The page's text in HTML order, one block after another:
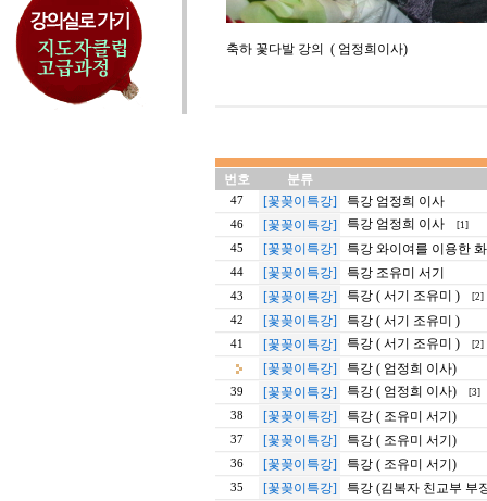
축하 꽃다발 강의 ( 엄정희이사)
번호 분류
47 [꽃꽂이특강] 특강 엄정희 이사
46 [꽃꽂이특강] 특강 엄정희 이사 [1]
45 [꽃꽂이특강] 특강 와이여를 이용한
44 [꽃꽂이특강] 특강 조유미 서기
43 [꽃꽂이특강] 특강 ( 서기 조유미 ) [2]
42 [꽃꽂이특강] 특강 ( 서기 조유미 )
41 [꽃꽂이특강] 특강 ( 서기 조유미 ) [2]
[꽃꽂이특강] 특강 ( 엄정희 이사)
39 [꽃꽂이특강] 특강 ( 엄정희 이사) [3]
38 [꽃꽂이특강] 특강 ( 조유미 서기)
37 [꽃꽂이특강] 특강 ( 조유미 서기)
36 [꽃꽂이특강] 특강 ( 조유미 서기)
35 [꽃꽂이특강] 특강 (김복자 친교부 부